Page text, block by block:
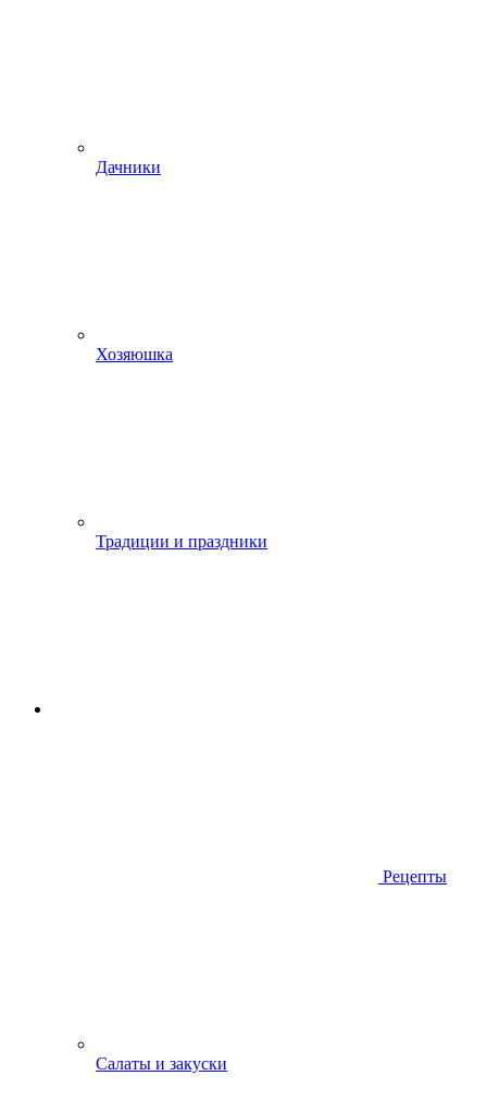
Дачники
Хозяюшка
Традиции и праздники
Рецепты
Салаты и закуски